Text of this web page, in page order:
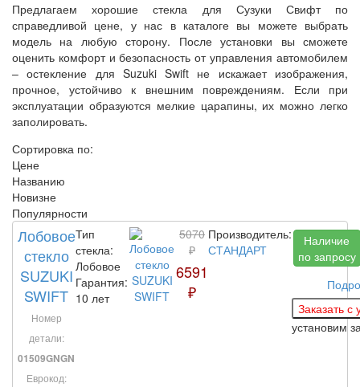
Предлагаем хорошие стекла для Сузуки Свифт по
справедливой цене, у нас в каталоге вы можете выбрать
модель на любую сторону. После установки вы сможете
оценить комфорт и безопасность от управления автомобилем
– остекление для Suzuki Swift не искажает изображения,
прочное, устойчиво к внешним повреждениям. Если при
эксплуатации образуются мелкие царапины, их можно легко
заполировать.
Сортировка по:
Цене
Названию
Новизне
Популярности
Лобовое
стекло
SUZUKI
SWIFT
Номер
детали:
01509GNGN
Еврокод:
Тип
стекла:
Лобовое
Гарантия:
10 лет
5070
₽
6591
₽
Производитель:
СТАНДАРТ
Наличие
по запросу
установим